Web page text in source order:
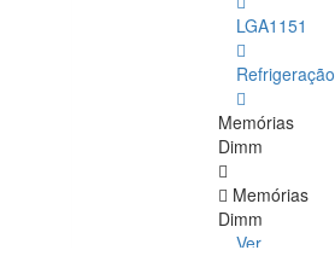
LGA1151
Refrigeração
Memórias
Dimm
Memórias
Dimm
Ver